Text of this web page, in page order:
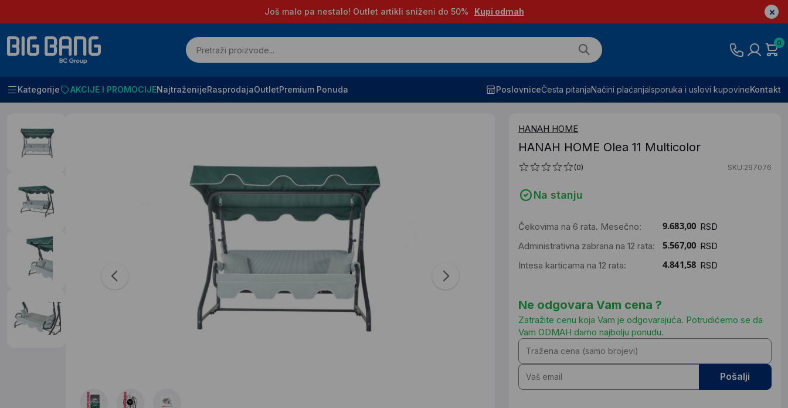
Još malo pa nestalo! Outlet artikli sniženi do 50% Kupi odmah
0
Kategorije AKCIJE I PROMOCIJENajtraženijeRasprodajaOutletPremium Ponuda PoslovniceČesta pitanjaNačini plaćanjaIsporuka i uslovi kupovineKontakt
Početna SVE ZA BAŠTU Bastenske garniture
HANAH HOME
HANAH HOME Olea 11 Multicolor
(0) SKU:297076
Na stanju
Čekovima na 6 rata. Mesečno:
RSD
Administrativna zabrana na 12 rata:
RSD
Intesa karticama na 12 rata:
RSD
Ne odgovara Vam cena ?
Zatražite cenu koja Vam je odgovarajuća. Potrudićemo se da
Vam ODMAH damo najbolju ponudu.
Pošalji